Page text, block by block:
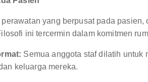
yang berpusat pada
ini tercermin dalam komitmen
Semua anggota staf dilatih untuk
keluarga mereka.